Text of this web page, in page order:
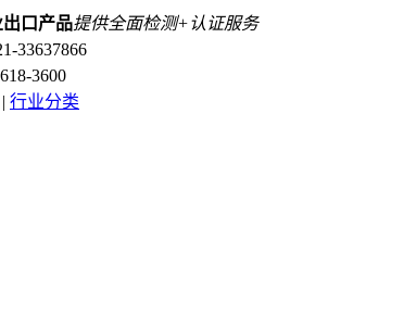
口产品提供全面检测+认证服务
33637866
3600
| 行业分类